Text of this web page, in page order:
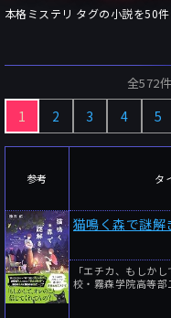
本格ミステリ タグの小説を50
全572
1 2 3 4 5
参考 タ
猫鳴く森で謎解
「エチカ、もしか
校・霧森学院高等部